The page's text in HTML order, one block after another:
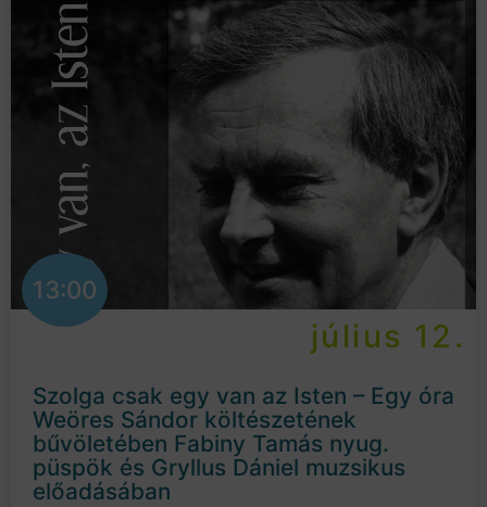
13:00
július 12.
Szolga csak egy van az Isten – Egy óra
Weöres Sándor költészetének
bűvöletében Fabiny Tamás nyug.
püspök és Gryllus Dániel muzsikus
előadásában